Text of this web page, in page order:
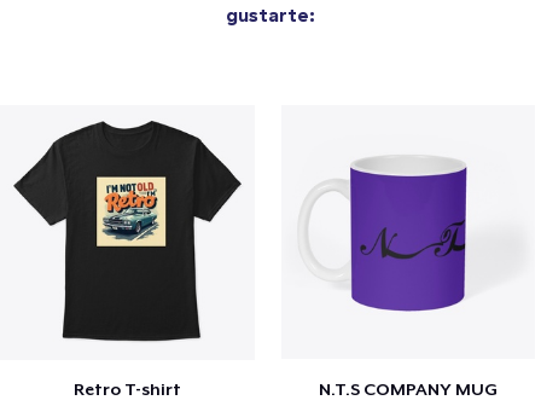
gustarte:
Retro T-shirt N.T.S COMPANY MUG